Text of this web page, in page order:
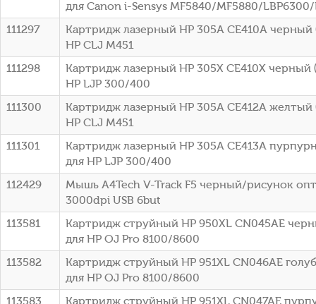
для Canon i-Sensys MF5840/MF5880/
111297
Картридж лазерный HP 305A CE410A черный
HP CLJ M451
111298
Картридж лазерный HP 305X CE410X черный
HP LJP 300/400
111300
Картридж лазерный HP 305A CE412A желтый
HP CLJ M451
111301
Картридж лазерный HP 305A CE413A
для HP LJP 300/400
112429
Мышь A4Tech V-Track F5 черный/рисунок
3000dpi USB 6but
113581
Картридж струйный HP 950XL CN045AE
для HP OJ Pro 8100/8600
113582
Картридж струйный HP 951XL CN046AE
для HP OJ Pro 8100/8600
113583
Картридж струйный HP 951XL CN047AE